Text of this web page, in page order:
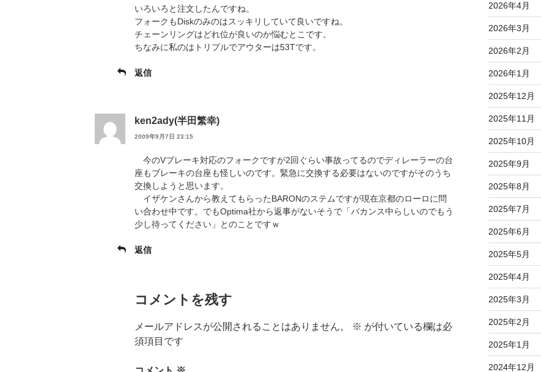
いろいろと注文したんですね。
フォークもDiskのみのはスッキリしていて良いですね。
チェーンリングはどれ位が良いのか悩むとこです。
ちなみに私のはトリプルでアウターは53Tです。
返信
ken2ady(半田繁幸)
2009年9月7日 23:15
今のVブレーキ対応のフォークですが2回ぐらい事故ってるのでディレーラーの台
座もブレーキの台座も怪しいのです。緊急に交換する必要はないのですがそのうち
交換しようと思います。
イザケンさんから教えてもらったBARONのステムですが現在京都のローロに問
い合わせ中です。でもOptima社から返事がないそうで「バカンス中らしいのでもう
少し待ってください」とのことですｗ
返信
コメントを残す
メールアドレスが公開されることはありません。 ※ が付いている欄は必
須項目です
2026年4月
2026年3月
2026年2月
2026年1月
2025年12月
2025年11月
2025年10月
2025年9月
2025年8月
2025年7月
2025年6月
2025年5月
2025年4月
2025年3月
2025年2月
2025年1月
2024年12月